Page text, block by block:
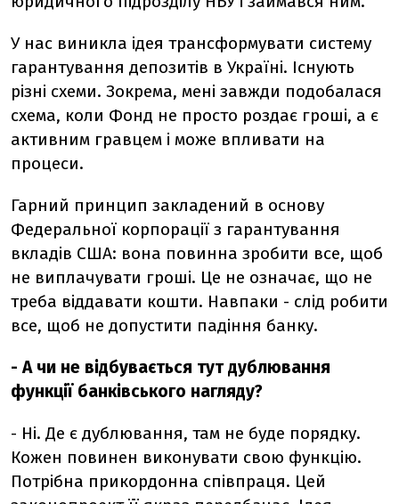
У нас виникла ідея трансформувати систему
гарантування депозитів в Україні. Існують
різні схеми. Зокрема, мені завжди подобалася
схема, коли Фонд не просто роздає гроші, а є
активним гравцем і може впливати на
процеси.
Гарний принцип закладений в основу
Федеральної корпорації з гарантування
вкладів США: вона повинна зробити все, щоб
не виплачувати гроші. Це не означає, що не
треба віддавати кошти. Навпаки - слід робити
все, щоб не допустити падіння банку.
- А чи не відбувається тут дублювання
функції банківського нагляду?
- Ні. Де є дублювання, там не буде порядку.
Кожен повинен виконувати свою функцію.
Потрібна прикордонна співпраця. Цей